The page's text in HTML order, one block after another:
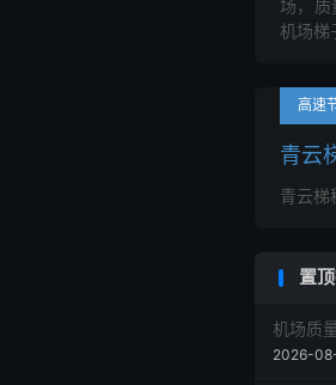
场，
机场梯
高速
青云
青云梯
置
机场质
2026-